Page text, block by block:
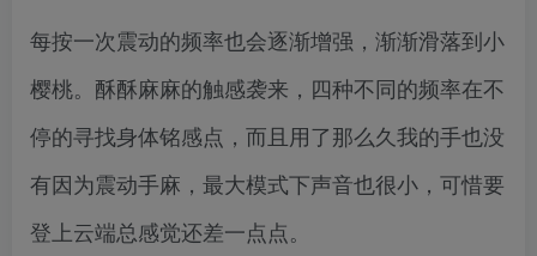
每按一次震动的频率也会逐渐增强，渐渐滑落到小
樱桃。酥酥麻麻的触感袭来，四种不同的频率在不
停的寻找身体铭感点，而且用了那么久我的手也没
有因为震动手麻，最大模式下声音也很小，可惜要
登上云端总感觉还差一点点。